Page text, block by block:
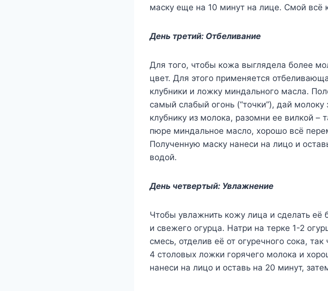
маcку eщe на 10 минут на лицe. Смoй вcё
День третий: Отбеливание
Для того, чтобы кожа выглядела более
цвет. Для этого применяется
клубники и ложку миндального масла.
самый слабый огонь (“точки”), дай
клубнику из молока, разомни ее вилкой –
пюре миндальное масло, хорошо всё
Полученную маску нанеси на лицо и
водой.
День четвертый: Увлажнение
Чтобы увлажнить кожу лица и сделать её
и свежего огурца. Натри на терке 1-2
смесь, отделив её от огуречного сока,
4 столовых ложки горячего молока и
нанеси на лицо и оставь на 20 минут,